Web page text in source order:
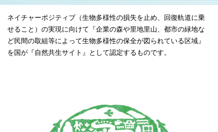
ネイチャーポジティブ（生物多様性の損失を止め、回復軌道に乗
せること）の実現に向けて『企業の森や里地里山、都市の緑地な
ど民間の取組等によって生物多様性の保全が図られている区域』
を国が『自然共生サイト』として認定するものです。